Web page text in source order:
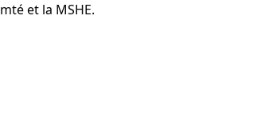
et la MSHE.